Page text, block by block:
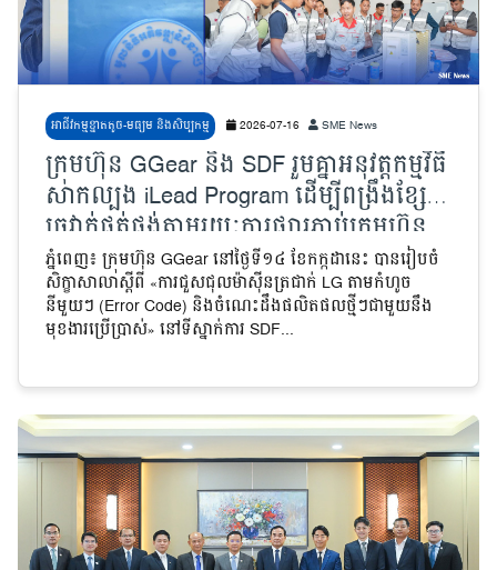
អាជីវកម្មខ្នាតតូច-មធ្យម និងសិប្បកម្ម 2026-07-16 SME News
ក្រុមហ៊ុន GGear និង SDF រួមគ្នាអនុវត្ដកម្មវិធី
សាកល្បង iLead Program ដើម្បីពង្រឹងខ្សែ
ច្រវាក់ផ្គត់ផ្គង់តាមរយៈការផ្សារភ្ជាប់ក្រុមហ៊ុន
ធំៗ ជាមួយ MSMEs
ភ្នំពេញ៖ ក្រុមហ៊ុន GGear នៅថ្ងៃទី១៤ ខែកក្កដានេះ បានរៀបចំ
សិក្ខាសាលាស្តីពី «ការជួសជុលម៉ាស៊ីនត្រជាក់ LG តាមកំហូច
នីមួយៗ (Error Code) និងចំណេះដឹងផលិតផលថ្មីៗជាមួយនឹង
មុខងារប្រើប្រាស់» នៅទីស្នាក់ការ SDF...